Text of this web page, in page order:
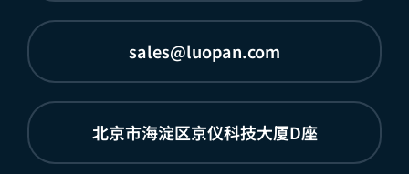
sales@luopan.com
北京市海淀区京仪科技大厦D座